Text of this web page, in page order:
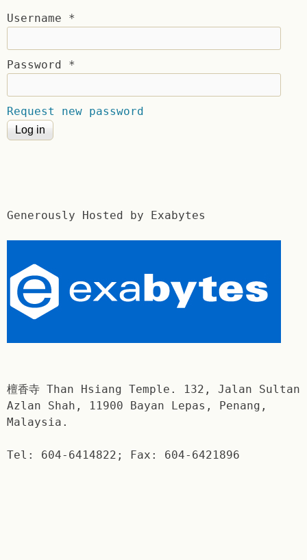
Username *
Password *
Request new password
Generously Hosted by Exabytes
檀香寺 Than Hsiang Temple. 132, Jalan Sultan
Azlan Shah, 11900 Bayan Lepas, Penang,
Malaysia.
Tel: 604-6414822; Fax: 604-6421896